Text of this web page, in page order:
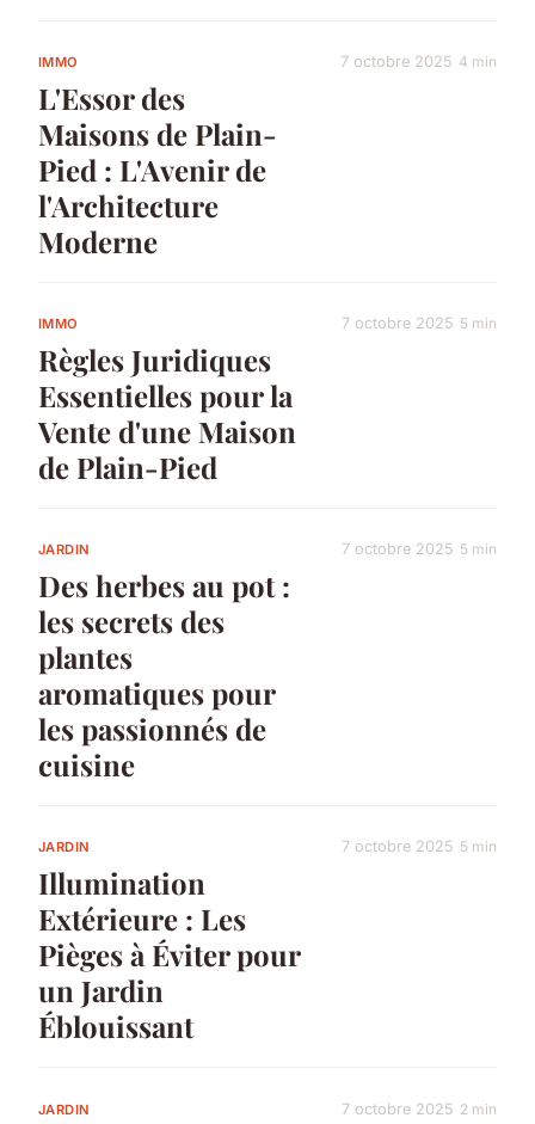
IMMO
L'Essor des
Maisons de Plain-
Pied : L'Avenir de
l'Architecture
Moderne
7 octobre 2025 4 min
IMMO
Règles Juridiques
Essentielles pour la
Vente d'une Maison
de Plain-Pied
7 octobre 2025 5 min
JARDIN
Des herbes au pot :
les secrets des
plantes
aromatiques pour
les passionnés de
cuisine
7 octobre 2025 5 min
JARDIN
Illumination
Extérieure : Les
Pièges à Éviter pour
un Jardin
Éblouissant
7 octobre 2025 5 min
JARDIN 7 octobre 2025 2 min